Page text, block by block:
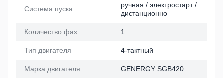
Система пуска
ручная / электростарт /
дистанционно
Количество фаз 1
Тип двигателя 4-тактный
Марка двигателя GENERGY SGB420